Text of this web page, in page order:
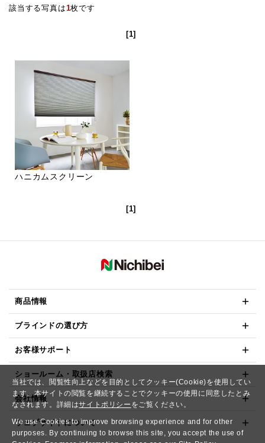
当社では、閲覧性向上などを目的としてクッキー(Cookie)を使用してい
ます。本サイトの閲覧を継続することでクッキーの使用に同意したとみ
なされます。詳細はサイトポリシー をご覧ください。
We use Cookies to improve browsing experience and for other
purposes. By continuing to browse this site, you accept the use of
該当する写真は1枚です
[1]
ハニカムスクリーン
[1]
商品情報
ブラインドの選び方
お客様サポート
ショールーム・取扱店検索
会社情報
ウェブサイトについて